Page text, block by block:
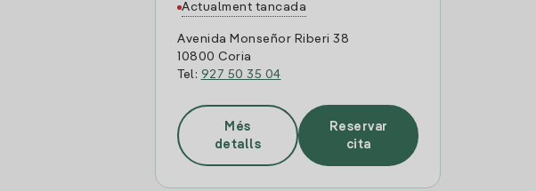
Actualment tancada
Avenida Monseñor Riberi 38
10800 Coria
Tel: 927 50 35 04
Més
detalls
Reservar
cita